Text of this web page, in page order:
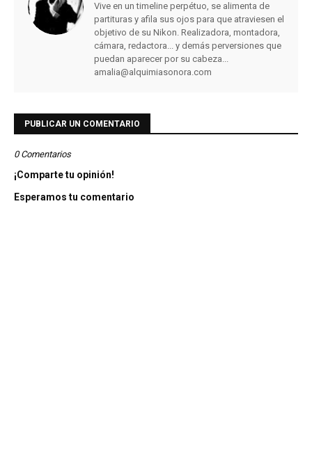
Vive en un timeline perpétuo, se alimenta de
partituras y afila sus ojos para que atraviesen el
objetivo de su Nikon. Realizadora, montadora,
cámara, redactora... y demás perversiones que
puedan aparecer por su cabeza...
amalia@alquimiasonora.com
PUBLICAR UN COMENTARIO
0 Comentarios
¡Comparte tu opinión!
Esperamos tu comentario